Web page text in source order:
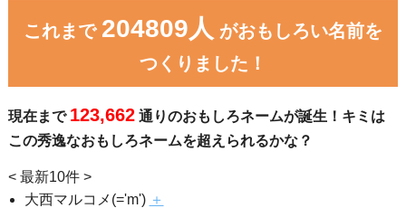
これまで 204809人 がおもしろい名前を
つくりました！
現在まで 123,662通りのおもしろネームが誕生！キミは
この秀逸なおもしろネームを超えられるかな？
< 最新10件 >
大西マルコメ(='m') ＋